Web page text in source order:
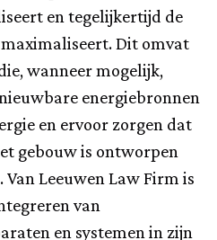
en tegelijkertijd de
Dit omvat
wanneer mogelijk,
energiebronnen
en ervoor zorgen dat
gebouw is ontworpen
Van Leeuwen Law Firm is
van
en systemen in zijn